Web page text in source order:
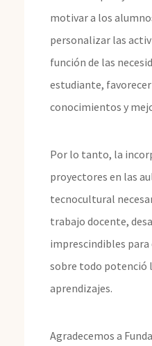
motivar a los
personalizar las
función de las
estudiante,
conocimientos y
Por lo tanto, la
proyectores en las
tecnocultural
trabajo docente,
imprescindibles
sobre todo potenció
aprendizajes.
Agradecemos a